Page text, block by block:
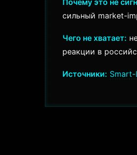
Почему это не
сильный market-
Чего не хватает:
реакции в
Источники: Smart-